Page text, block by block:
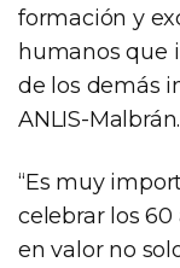
formación y
humanos que
de los demás
ANLIS-Malbrán.
“Es muy
celebrar los
en valor no